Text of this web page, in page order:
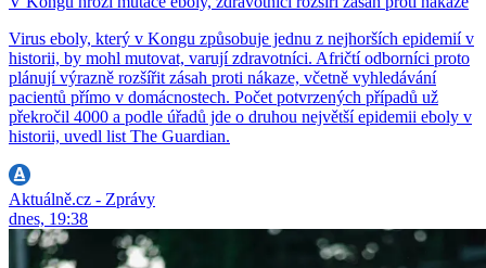
Virus eboly, který v Kongu způsobuje jednu z nejhorších epidemií v
historii, by mohl mutovat, varují zdravotníci. Afričtí odborníci proto
plánují výrazně rozšířit zásah proti nákaze, včetně vyhledávání
pacientů přímo v domácnostech. Počet potvrzených případů už
překročil 4000 a podle úřadů jde o druhou největší epidemii eboly v
historii, uvedl list The Guardian.
Aktuálně.cz - Zprávy
dnes, 19:38